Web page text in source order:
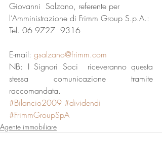
Giovanni  Salzano, referente per
l’Amministrazione di Frimm Group S.p.A.:
Tel. 06 9727  9316
E-mail: gsalzano@frimm.com
NB: I Signori Soci  riceveranno questa
stessa comunicazione tramite
raccomandata.
#Bilancio2009 #dividendi
#FrimmGroupSpA
Agente immobiliare